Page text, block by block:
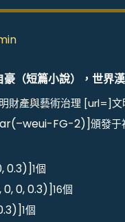
豪（短篇小說），世界
財產與藝術治理 [url=]文
FG-2)]頒發于
0.3)]1個
0, 0.3)]16個
1個